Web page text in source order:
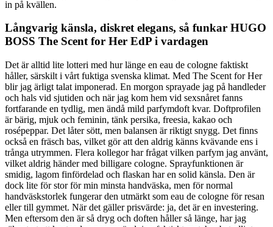
in på kvällen.
Långvarig känsla, diskret elegans, så funkar HUGO
BOSS The Scent for Her EdP i vardagen
Det är alltid lite lotteri med hur länge en eau de cologne faktiskt
håller, särskilt i vårt fuktiga svenska klimat. Med The Scent for Her
blir jag ärligt talat imponerad. En morgon sprayade jag på handleder
och hals vid sjutiden och när jag kom hem vid sexsnåret fanns
fortfarande en tydlig, men ändå mild parfymdoft kvar. Doftprofilen
är bärig, mjuk och feminin, tänk persika, freesia, kakao och
rosépeppar. Det låter sött, men balansen är riktigt snygg. Det finns
också en fräsch bas, vilket gör att den aldrig känns kvävande ens i
trånga utrymmen. Flera kollegor har frågat vilken parfym jag använt,
vilket aldrig händer med billigare cologne. Sprayfunktionen är
smidig, lagom finfördelad och flaskan har en solid känsla. Den är
dock lite för stor för min minsta handväska, men för normal
handväskstorlek fungerar den utmärkt som eau de cologne för resan
eller till gymmet. När det gäller prisvärde: ja, det är en investering.
Men eftersom den är så dryg och doften håller så länge, har jag